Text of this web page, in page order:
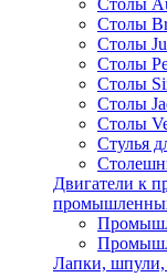
Столы
Столы
Столы
Столы
Столы
Столы
Столы
Стулья
Двигатели к
Лапки, шпули,